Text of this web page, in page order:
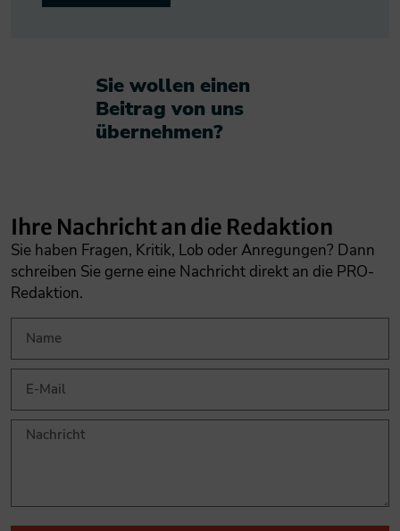
Sie wollen einen
Beitrag von uns
übernehmen?​
Ihre Nachricht an die Redaktion
Sie haben Fragen, Kritik, Lob oder Anregungen? Dann
schreiben Sie gerne eine Nachricht direkt an die PRO-
Redaktion.